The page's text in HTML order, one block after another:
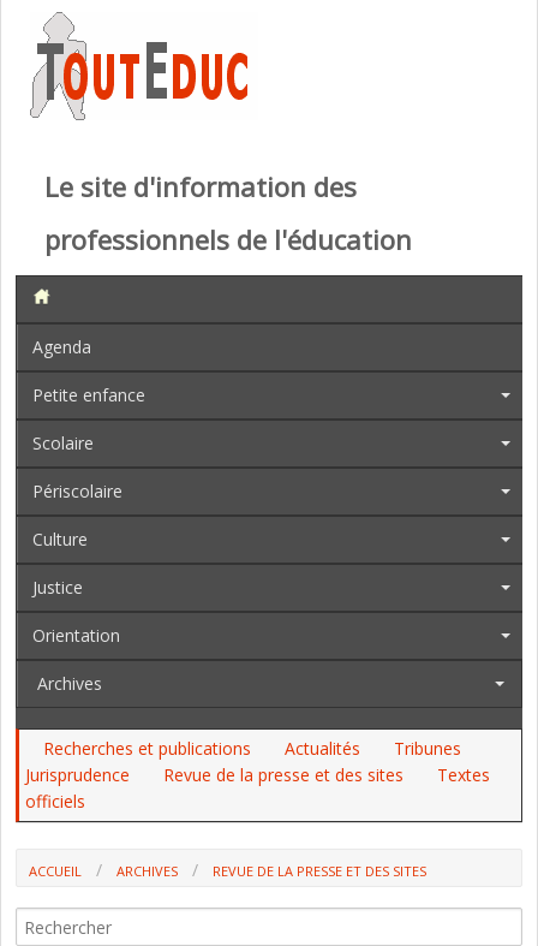
Le site d'information des
professionnels de l'éducation
Agenda
Petite enfance
Scolaire
Périscolaire
Culture
Justice
Orientation
Archives
Recherches et publications Actualités
Tribunes
Jurisprudence
Revue de la presse et des sites
Textes
officiels
ACCUEIL ARCHIVES
REVUE DE LA PRESSE ET DES SITES